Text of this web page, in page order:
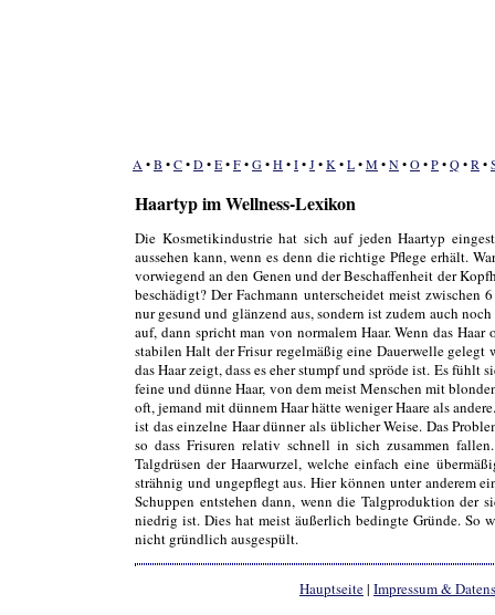
Haartyp im Wellness-Lexikon
Die Kosmetikindustrie hat sich auf jeden Haartyp
aussehen kann, wenn es denn die richtige Pflege erhält.
vorwiegend an den Genen und der Beschaffenheit der
beschädigt? Der Fachmann unterscheidet meist zwischen
nur gesund und glänzend aus, sondern ist zudem auch
auf, dann spricht man von normalem Haar. Wenn das
stabilen Halt der Frisur regelmäßig eine Dauerwelle
das Haar zeigt, dass es eher stumpf und spröde ist. Es fühlt
feine und dünne Haar, von dem meist Menschen mit
oft, jemand mit dünnem Haar hätte weniger Haare als
ist das einzelne Haar dünner als üblicher Weise. Das
so dass Frisuren relativ schnell in sich zusammen
Talgdrüsen der Haarwurzel, welche einfach eine
strähnig und ungepflegt aus. Hier können unter anderem
Schuppen entstehen dann, wenn die Talgproduktion der
niedrig ist. Dies hat meist äußerlich bedingte Gründe. So
nicht gründlich ausgespült.
Hauptseite| Impressum &
A •B •C•D•E•F•G•H•I•J•K •L•M•N•O•P•Q•R •